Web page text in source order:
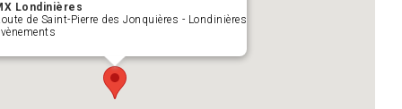
Londinières
de Saint-Pierre des Jonquières - Londinières